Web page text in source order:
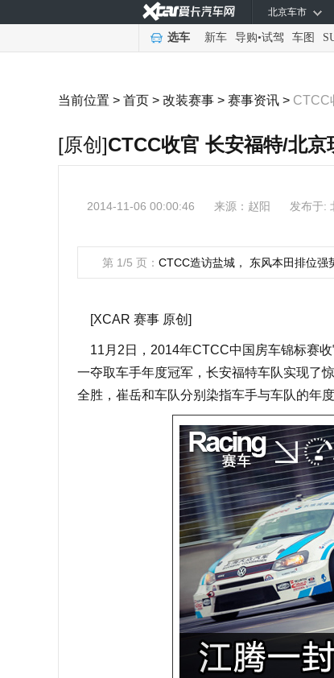
北京车市
选车 新车 导购•试驾 车图
当前位置 > 首页 > 改装赛事 > 赛事资讯 > CTCC
[原创]CTCC收官 长安福特/北京
2014-11-06 00:00:46 来源： 赵阳 发布于:
第 1/5 页： CTCC造访盐城， 东风本田排位强
[XCAR 赛事 原创]
11月2日，2014年CTCC中国房车锦标赛
一夺取车手年度冠军，长安福特车队实现了
全胜，崔岳和车队分别染指车手与车队的年度